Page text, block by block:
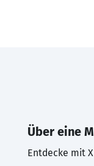
Über eine
Entdecke mit